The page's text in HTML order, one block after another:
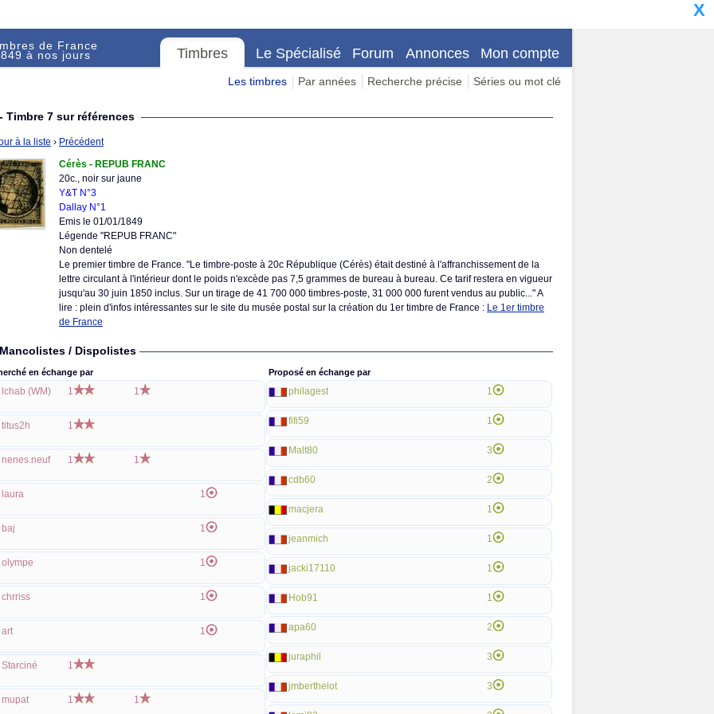
X
de France
à nos jours Timbres Le Spécialisé Forum Annonces Mon compte
Les timbres Par années Recherche précise Séries ou mot clé
- Timbre 7 sur références
à la liste › Précédent
Cérès - REPUB FRANC
20c., noir sur jaune
Y&T N°3
Dallay N°1
Emis le 01/01/1849
Légende "REPUB FRANC"
Non dentelé
Le premier timbre de France. "Le timbre-poste à 20c République (Cérès) était destiné à l'affranchissement de la
lettre circulant à l'intérieur dont le poids n'excède pas 7,5 grammes de bureau à bureau. Ce tarif restera en vigueur
jusqu'au 30 juin 1850 inclus. Sur un tirage de 41 700 000 timbres-poste, 31 000 000 furent vendus au public..." A
lire : plein d'infos intéressantes sur le site du musée postal sur la création du 1er timbre de France : Le 1er timbre
de France
Mancolistes / Dispolistes
en échange par
lchab (WM) 1 1
titus2h 1
nenes.neuf 1 1
laura 1
baj 1
olympe 1
chrriss 1
art 1
Starciné 1
mupat 1 1
Proposé en échange par
philagest 1
fifi59 1
Malt80 3
cdb60 2
macjera 1
jeanmich 1
jacki17110 1
Hob91 1
apa60 2
juraphil 3
jmberthelot 3